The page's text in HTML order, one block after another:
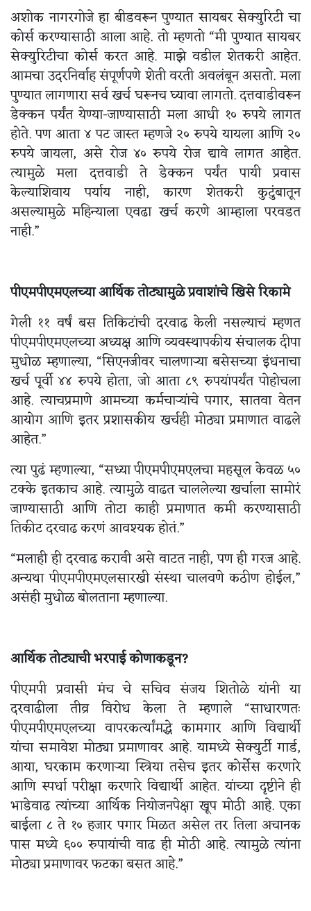
अशोक नागरगोजे हा बीडवरून पुण्यात सायबर सेक्युरिटी चा
कोर्स करण्यासाठी आला आहे. तो म्हणतो “मी पुण्यात सायबर
सेक्युरिटीचा कोर्स करत आहे. माझे वडील शेतकरी आहेत.
आमचा उदरनिर्वाह संपूर्णपणे शेती वरती अवलंबून असतो. मला
पुण्यात लागणारा सर्व खर्च घरूनच घ्यावा लागतो. दत्तवाडीवरून
डेक्कन पर्यंत येण्या-जाण्यासाठी मला आधी १० रुपये लागत
होते. पण आता ४ पट जास्त म्हणजे २० रुपये यायला आणि २०
रुपये जायला, असे रोज ४० रुपये रोज द्यावे लागत आहेत.
त्यामुळे मला दत्तवाडी ते डेक्कन पर्यंत पायी प्रवास
केल्याशिवाय पर्याय नाही, कारण शेतकरी कुटुंबातून
असल्यामुळे महिन्याला एवढा खर्च करणे आम्हाला परवडत
नाही.”
पीएमपीएमएलच्या आर्थिक तोट्यामुळे प्रवाशांचे खिसे रिकामे
गेली ११ वर्षं बस तिकिटांची दरवाढ केली नसल्याचं म्हणत
पीएमपीएमएलच्या अध्यक्ष आणि व्यवस्थापकीय संचालक दीपा
मुधोळ म्हणाल्या, “सिएनजीवर चालणाऱ्या बसेसच्या इंधनाचा
खर्च पूर्वी ४४ रुपये होता, जो आता ८९ रुपयांपर्यंत पोहोचला
आहे. त्याचप्रमाणे आमच्या कर्मचाऱ्यांचे पगार, सातवा वेतन
आयोग आणि इतर प्रशासकीय खर्चही मोठ्या प्रमाणात वाढले
आहेत.”
त्या पुढं म्हणाल्या, “सध्या पीएमपीएमएलचा महसूल केवळ ५०
टक्के इतकाच आहे. त्यामुळे वाढत चाललेल्या खर्चाला सामोरं
जाण्यासाठी आणि तोटा काही प्रमाणात कमी करण्यासाठी
तिकीट दरवाढ करणं आवश्यक होतं.”
“मलाही ही दरवाढ करावी असे वाटत नाही, पण ही गरज आहे.
अन्यथा पीएमपीएमएलसारखी संस्था चालवणे कठीण होईल,”
असंही मुधोळ बोलताना म्हणाल्या.
आर्थिक तोट्याची भरपाई कोणाकडून?
पीएमपी प्रवासी मंच चे सचिव संजय शितोळे यांनी या
दरवाढीला तीव्र विरोध केला ते म्हणाले “साधारणतः
पीएमपीएमएलच्या वापरकर्त्यांमद्धे कामगार आणि विद्यार्थी
यांचा समावेश मोठ्या प्रमाणावर आहे. यामध्ये सेक्युर्टी गार्ड,
आया, घरकाम करणाऱ्या स्त्रिया तसेच इतर कोर्सेस करणारे
आणि स्पर्धा परीक्षा करणारे विद्यार्थी आहेत. यांच्या दृष्टीने ही
भाडेवाढ त्यांच्या आर्थिक नियोजनपेक्षा खूप मोठी आहे. एका
बाईला ८ ते १० हजार पगार मिळत असेल तर तिला अचानक
पास मध्ये ६०० रुपायांची वाढ ही मोठी आहे. त्यामुळे त्यांना
मोठ्या प्रमाणावर फटका बसत आहे.”